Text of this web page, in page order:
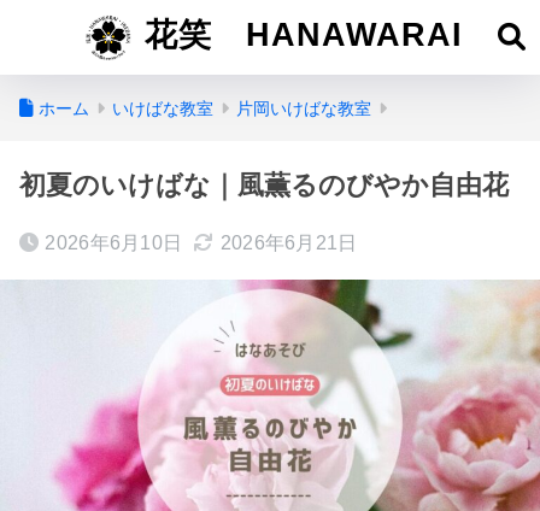
花笑 HANAWARAI
ホーム いけばな教室 片岡いけばな教室
初夏のいけばな｜風薫るのびやか自由花
2026年6月10日 2026年6月21日